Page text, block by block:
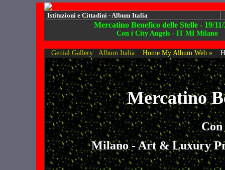
Istituzioni e Cittadini - Album Italia
Mercatino Benefico delle Stelle - 19/
Con i City Angels - IT MI Milano
Genial Gallery Album Italia Home My Album Web »
Mercatino
Milano - Art & Luxury